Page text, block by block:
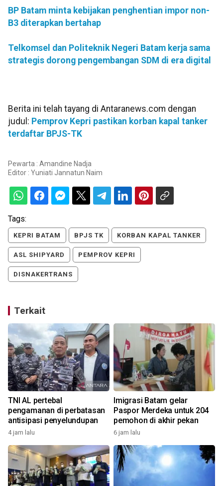
BP Batam minta kebijakan penghentian impor non-
B3 diterapkan bertahap
Telkomsel dan Politeknik Negeri Batam kerja sama
strategis dorong pengembangan SDM di era digital
Berita ini telah tayang di Antaranews.com dengan
judul: Pemprov Kepri pastikan korban kapal tanker
terdaftar BPJS-TK
Pewarta : Amandine Nadja
Editor : Yuniati Jannatun Naim
Tags:
KEPRI BATAM BPJS TK KORBAN KAPAL TANKER
ASL SHIPYARD PEMPROV KEPRI
DISNAKERTRANS
Terkait
TNI AL pertebal
pengamanan di perbatasan
antisipasi penyelundupan
4 jam lalu
Imigrasi Batam gelar
Paspor Merdeka untuk 204
pemohon di akhir pekan
6 jam lalu